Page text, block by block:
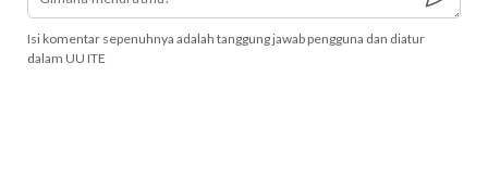
Isi komentar sepenuhnya adalah tanggung jawab pengguna dan diatur
dalam UU ITE